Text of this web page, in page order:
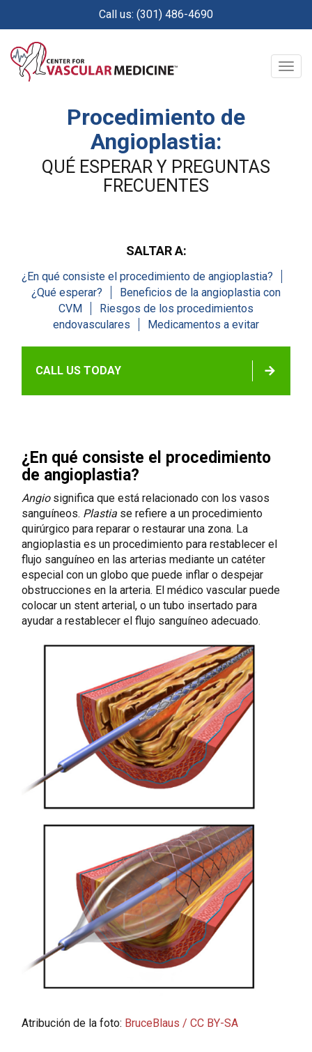
content
Call us: (301) 486-4690
Procedimiento de
Angioplastia:
QUÉ ESPERAR Y PREGUNTAS
FRECUENTES
SALTAR A:
¿En qué consiste el procedimiento de angioplastia?
¿Qué esperar?
Beneficios de la angioplastia con
CVM
Riesgos de los procedimientos
endovasculares
Medicamentos a evitar
CALL US TODAY
¿En qué consiste el procedimiento
de angioplastia?
Angio significa que está relacionado con los vasos
sanguíneos. Plastia se refiere a un procedimiento
quirúrgico para reparar o restaurar una zona. La
angioplastia es un procedimiento para restablecer el
flujo sanguíneo en las arterias mediante un catéter
especial con un globo que puede inflar o despejar
obstrucciones en la arteria. El médico vascular puede
colocar un stent arterial, o un tubo insertado para
ayudar a restablecer el flujo sanguíneo adecuado.
Atribución de la foto: BruceBlaus / CC BY-SA